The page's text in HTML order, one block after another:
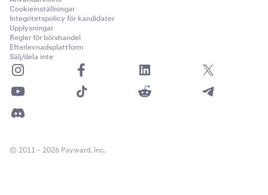
Cookieinställningar
Integritetspolicy för kandidater
Upplysningar
Regler för börshandel
Efterlevnadsplattform
Sälj/dela inte
© 2011 – 2026 Payward, Inc.